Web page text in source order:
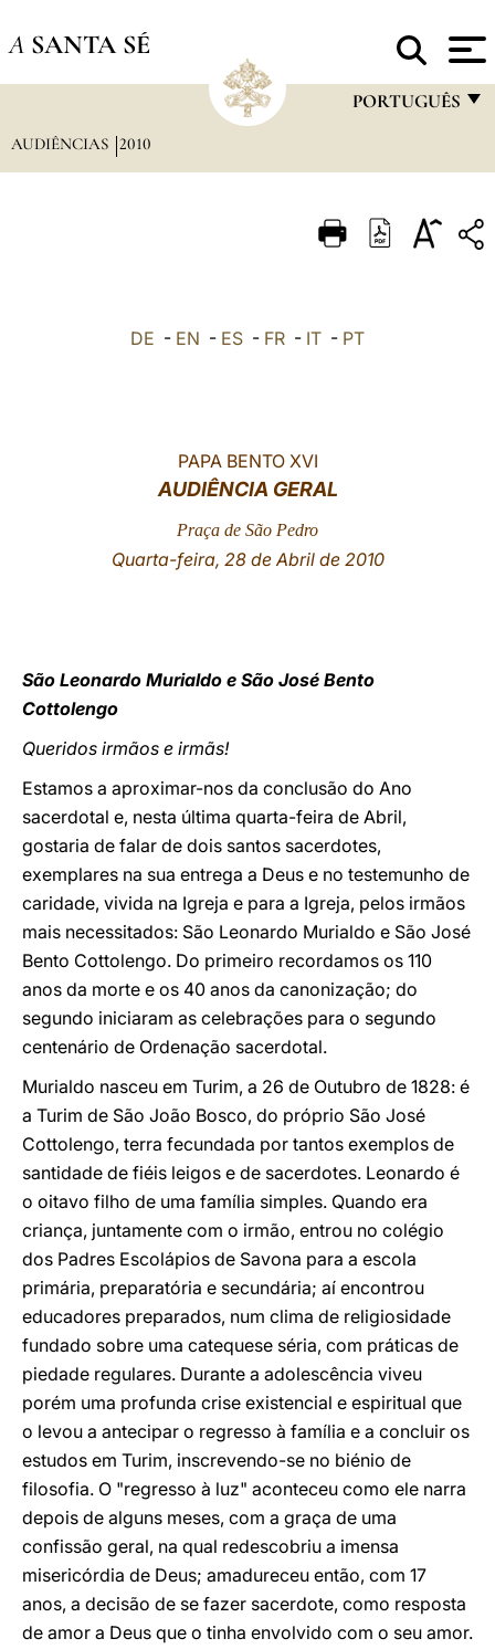
A SANTA SÉ
PORTUGUÊS
ITALIANO
AUDIÊNCIAS 2010
DE - EN - ES - FR - IT - PT
PAPA BENTO XVI
AUDIÊNCIA GERAL
Praça de São Pedro
Quarta-feira, 28 de Abril de 2010
São Leonardo Murialdo e São José Bento
Cottolengo
Queridos irmãos e irmãs!
Estamos a aproximar-nos da conclusão do Ano
sacerdotal e, nesta última quarta-feira de Abril,
gostaria de falar de dois santos sacerdotes,
exemplares na sua entrega a Deus e no testemunho de
caridade, vivida na Igreja e para a Igreja, pelos irmãos
mais necessitados: São Leonardo Murialdo e São José
Bento Cottolengo. Do primeiro recordamos os 110
anos da morte e os 40 anos da canonização; do
segundo iniciaram as celebrações para o segundo
centenário de Ordenação sacerdotal.
Murialdo nasceu em Turim, a 26 de Outubro de 1828: é
a Turim de São João Bosco, do próprio São José
Cottolengo, terra fecundada por tantos exemplos de
santidade de fiéis leigos e de sacerdotes. Leonardo é
o oitavo filho de uma família simples. Quando era
criança, juntamente com o irmão, entrou no colégio
dos Padres Escolápios de Savona para a escola
primária, preparatória e secundária; aí encontrou
educadores preparados, num clima de religiosidade
fundado sobre uma catequese séria, com práticas de
piedade regulares. Durante a adolescência viveu
porém uma profunda crise existencial e espiritual que
o levou a antecipar o regresso à família e a concluir os
estudos em Turim, inscrevendo-se no biénio de
filosofia. O "regresso à luz" aconteceu como ele narra
depois de alguns meses, com a graça de uma
confissão geral, na qual redescobriu a imensa
misericórdia de Deus; amadureceu então, com 17
anos, a decisão de se fazer sacerdote, como resposta
de amor a Deus que o tinha envolvido com o seu amor.